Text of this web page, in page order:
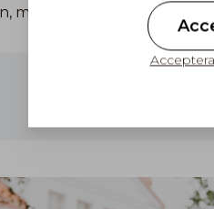
och storleken